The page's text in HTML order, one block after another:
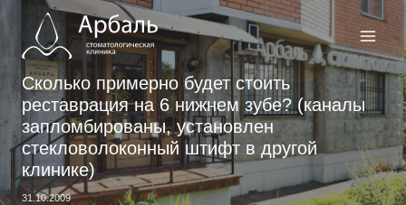
Перейти
содержимому
Сколько примерно будет стоить
реставрация на 6 нижнем зубе? (каналы
запломбированы, установлен
стекловолоконный штифт в другой
клинике)
31.10.2009